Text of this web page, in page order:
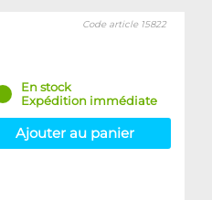
Code article 15822
En stock
Expédition immédiate
Ajouter au panier